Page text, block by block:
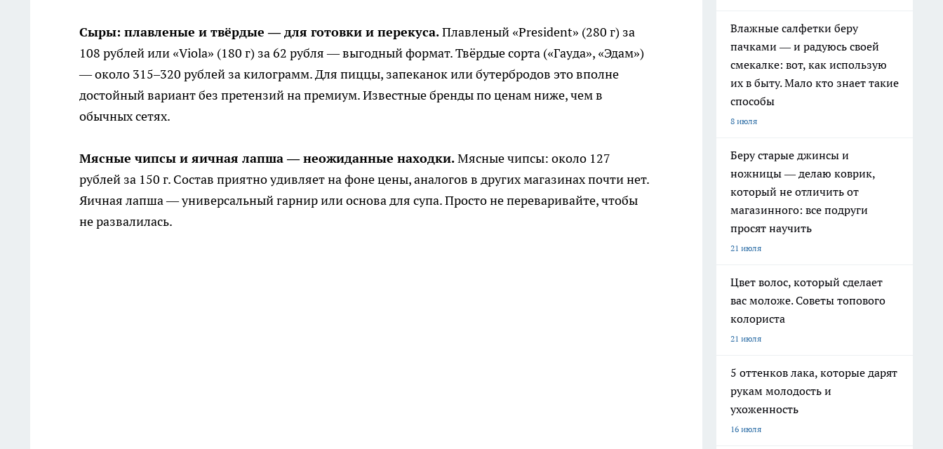
Сыры: плавленые и твёрдые — для готовки и перекуса.Плавленый «President» (280 г) за
108 рублей или «Viola» (180 г) за 62 рубля — выгодный формат. Твёрдые сорта («Гауда», «Эдам»)
— около 315–320 рублей за килограмм. Для пиццы, запеканок или бутербродов это вполне
достойный вариант без претензий на премиум. Известные бренды по ценам ниже, чем в
обычных сетях.
Мясные чипсы и яичная лапша — неожиданные находки.Мясные чипсы: около 127
рублей за 150 г. Состав приятно удивляет на фоне цены, аналогов в других магазинах почти нет.
Яичная лапша — универсальный гарнир или основа для супа. Просто не переваривайте, чтобы
не развалилась.
Влажные салфетки беру
пачками — и радуюсь своей
смекалке: вот, как использую
их в быту. Мало кто знает такие
способы
8 июля
Беру старые джинсы и
ножницы — делаю коврик,
который не отличить от
магазинного: все подруги
просят научить
21 июля
Цвет волос, который сделает
вас моложе. Советы топового
колориста
21 июля
5 оттенков лака, которые дарят
рукам молодость и
ухоженность
16 июля